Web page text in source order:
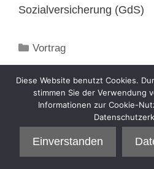
Sozialversicherung (GdS)
Kategorien
Vortrag
Diese Website benutzt Cookies.
stimmen Sie der Verwendung
Informationen zur Cookie-
Einverstanden